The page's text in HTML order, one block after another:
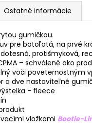
Ostatné informácie
gumičkou.
pre batoľatá, na prvé
protišmyková,
– schválené ako
voči poveternostným
a dve nastaviteľné
- fleece
vložkami Bootie-